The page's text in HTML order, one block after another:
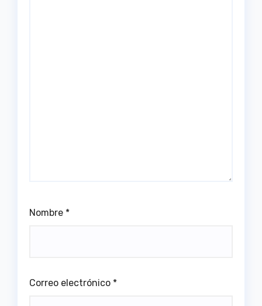
Nombre *
Correo electrónico *